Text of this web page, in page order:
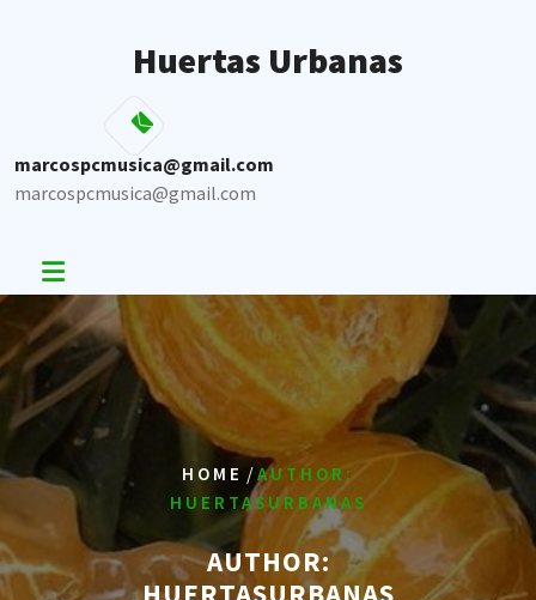
Huertas Urbanas
marcospcmusica@gmail.com
marcospcmusica@gmail.com
HOME /AUTHOR:
HUERTASURBANAS
AUTHOR: